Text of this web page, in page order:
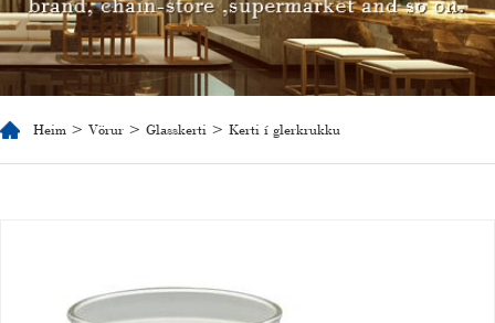
Heim > Vörur > Glasskerti > Kerti í glerkrukku